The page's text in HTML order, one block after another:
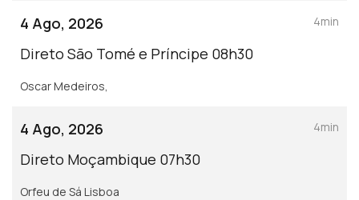
4 Ago, 2026
Direto São Tomé e Príncipe 08h30
Oscar Medeiros,
4min
4 Ago, 2026
Direto Moçambique 07h30
Orfeu de Sá Lisboa
4min